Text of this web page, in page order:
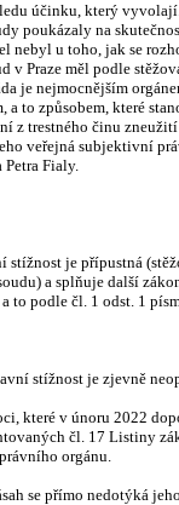
účinku, který
poukázaly na
u toho, jak se
Praze měl podle
nejmocnějším
to způsobem, které
trestného činu
veřejná subjektivní
Fialy.
je přípustná
a splňuje další
podle čl. 1 odst. 1
stížnost je zjevně
které v únoru 2022
čl. 17 Listiny
orgánu.
se přímo nedotýká